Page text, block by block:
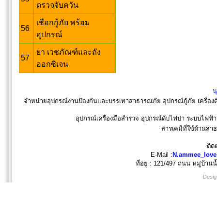
ตรวจจับควัน
56
เชือกกู้ภัย พร้อม
อุปกรณ์
57
ยา เวชภัณฑ์และถัง
ออกซิเจน
จำหน่ายอุปกรณ์งานป้องกันและบรรเทาสาธารณภัย อุปกรณ์กู้ภัย เครื่อ
อุปกรณ์เครื่องมือสำรวจ อุปกรณ์ดับไฟป่า ระบบไฟฟ้
สารเคมีที่ใช้ด้านส
ติด
E-Mail :
ที่อยู่ : 121/497 ถนน หมู่บ้านน้